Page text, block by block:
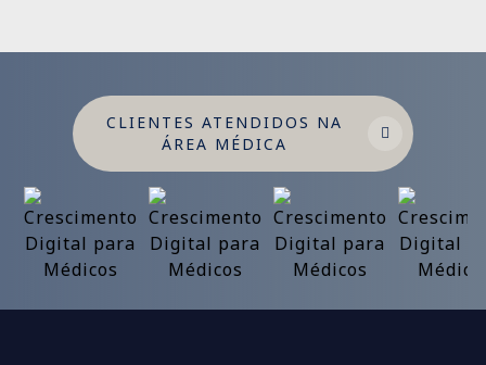
CLIENTES ATENDIDOS NA
ÁREA MÉDICA